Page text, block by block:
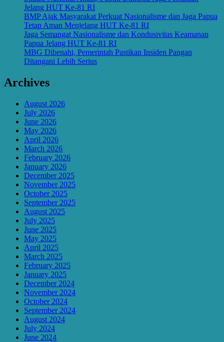
Jelang HUT Ke-81 RI
BMP Ajak Masyarakat Perkuat Nasionalisme dan Jaga Papua
Tetap Aman Menjelang HUT Ke-81 RI
Jaga Semangat Nasionalisme dan Kondusivitas Keamanan
Papua Jelang HUT Ke-81 RI
MBG Dibenahi, Pemerintah Pastikan Insiden Pangan
Ditangani Lebih Serius
Archives
August 2026
July 2026
June 2026
May 2026
April 2026
March 2026
February 2026
January 2026
December 2025
November 2025
October 2025
September 2025
August 2025
July 2025
June 2025
May 2025
April 2025
March 2025
February 2025
January 2025
December 2024
November 2024
October 2024
September 2024
August 2024
July 2024
June 2024